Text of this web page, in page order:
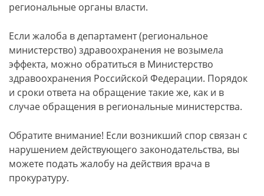
региональные органы власти.
Если жалоба в департамент (региональное
министерство) здравоохранения не возымела
эффекта, можно обратиться в Министерство
здравоохранения Российской Федерации. Порядок
и сроки ответа на обращение такие же, как и в
случае обращения в региональные министерства.
Обратите внимание! Если возникший спор связан с
нарушением действующего законодательства, вы
можете подать жалобу на действия врача в
прокуратуру.